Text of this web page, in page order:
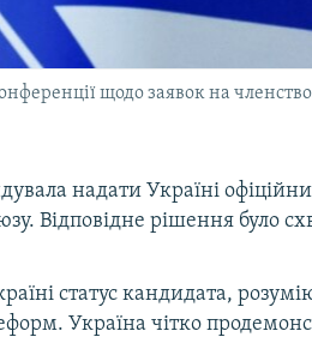
щодо заявок на
надати Україні
Відповідне рішення було
статус кандидата,
Україна чітко